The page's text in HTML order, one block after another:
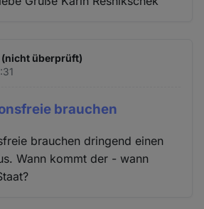
(nicht überprüft)
brauchen
brauchen dringend einen
Wann kommt der - wann